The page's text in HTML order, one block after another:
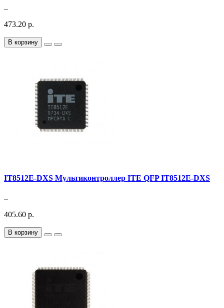
..
473.20 р.
В корзину
IT8512E-DXS Мультиконтроллер ITE QFP IT8512E-DXS
..
405.60 р.
В корзину